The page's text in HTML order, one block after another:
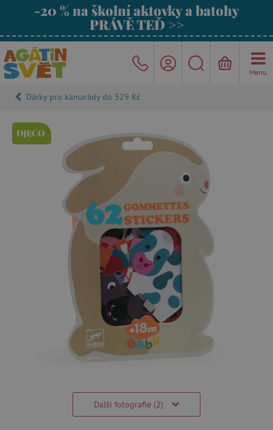
-20 % na školní aktovky a batohy
PRÁVĚ TEĎ >>
Menu
Dárky pro kamarády do 329 Kč
DJECO
Další fotografie (2)